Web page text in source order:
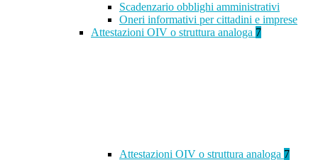
Scadenzario obblighi amministrativi
Oneri informativi per cittadini e imprese
Attestazioni OIV o struttura analoga 7
Attestazioni OIV o struttura analoga 7